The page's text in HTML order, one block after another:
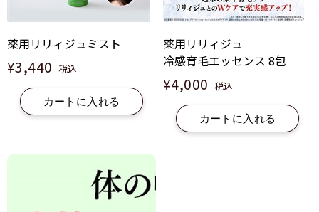
薬用リリィジュミスト
¥3,440 税込
カートに入れる
薬用リリィジュ
冷感育毛エッセンス 8包
¥4,000 税込
カートに入れる